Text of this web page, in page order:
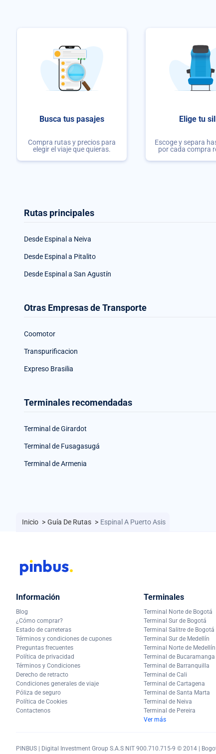
Busca tus pasajes
Compra rutas y precios para
elegir el viaje que quieras.
Elige tu
Escoge y separa
por cada compra
Rutas principales
Desde Espinal a Neiva
Desde Espinal a Pitalito
Desde Espinal a San Agustín
Otras Empresas de Transporte
Coomotor
Transpurificacion
Expreso Brasilia
Terminales recomendadas
Terminal de Girardot
Terminal de Fusagasugá
Terminal de Armenia
Inicio > Guía De Rutas > Espinal A Puerto Asis
Información
Blog
¿Cómo comprar?
Estado de carreteras
Términos y condiciones de cupones
Preguntas frecuentes
Política de privacidad
Términos y Condiciones
Derecho de retracto
Condiciones generales de viaje
Póliza de seguro
Política de Cookies
Contactenos
Terminales
Terminal Norte de Bogotá
Terminal Sur de Bogotá
Terminal Salitre de Bogotá
Terminal Sur de Medellín
Terminal Norte de Medellín
Terminal de Bucaramanga
Terminal de Barranquilla
Terminal de Cali
Terminal de Cartagena
Terminal de Santa Marta
Terminal de Neiva
Terminal de Pereira
Ver más
PINBUS | Digital Investment Group S.A.S NIT 900.710.715-9 © 2014 |